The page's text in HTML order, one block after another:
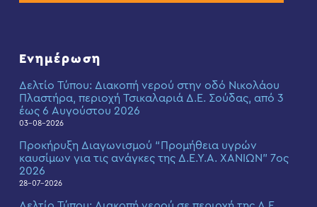
Ενημέρωση
Δελτίο Τύπου: Διακοπή νερού στην οδό Νικολάου
Πλαστήρα, περιοχή Τσικαλαριά Δ.Ε. Σούδας, από 3
έως 6 Αυγούστου 2026
03-08-2026
Προκήρυξη Διαγωνισμού “Προμήθεια υγρών
καυσίμων για τις ανάγκες της Δ.Ε.Υ.Α. ΧΑΝΙΩΝ” 7ος
2026
28-07-2026